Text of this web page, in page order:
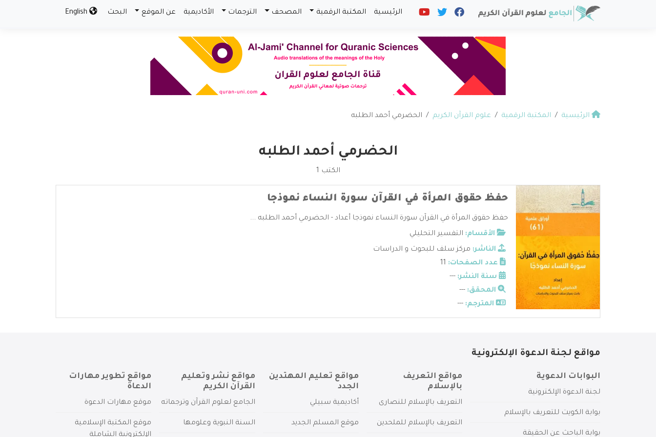
الرئيسية المكتبة الرقمية المصحف الترجمات الأكاديمية عن الموقع البحث
الرئيسية المكتبة الرقمية علوم القرآن الكريم الحضرمي أحمد الطلبه
الحضرمي أحمد الطلبه
الكتب 1
حفظ حقوق المرأة في القرآن سورة النساء نموذجا
حفظ حقوق المرأة في القرآن سورة النساء نموذجا أعداد - الحضرمي أحمد الطلبه ...
الأقسام: التفسير التحليلي
الناشر: مركز سلف للبحوث و الدراسات
عدد الصفحات:
سنة النشر: ---
المحقق: ---
المترجم: ---
مواقع لجنة الدعوة الإلكترونية
البوابات الدعوية
لجنة الدعوة الإلكترونية
بوابة الكويت للتعريف بالإسلام
بوابة الباحث عن الحقيقة
مواقع التعريف
بالإسلام
التعريف بالإسلام للنصارى
التعريف بالإسلام للملحدين
مواقع تعليم المهتدين
الجدد
أكاديمية سبيلي
موقع المسلم الجديد
مواقع نشر وتعليم
القرآن الكريم
الجامع لعلوم القرآن وترجماته
السنة النبوية وعلومها
مواقع تطوير مهارات
الدعاة
موقع مهارات الدعوة
موقع المكتبة الإسلامية
الإلكترونية الشاملة